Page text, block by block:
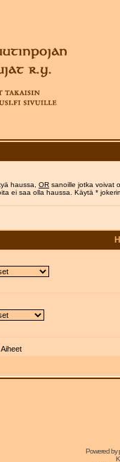
haussa, OR sanoille jotka voivat
ei saa olla haussa. Käytä *
Aiheet
Powered by